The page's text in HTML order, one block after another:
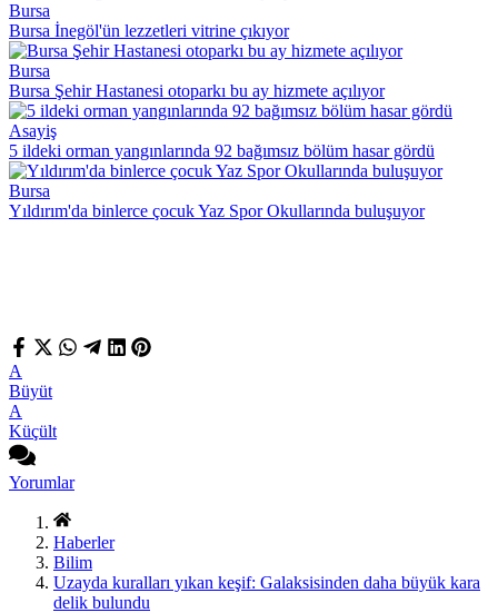
Bursa
Bursa İnegöl'ün lezzetleri vitrine çıkıyor
Bursa
Bursa Şehir Hastanesi otoparkı bu ay hizmete açılıyor
Asayiş
5 ildeki orman yangınlarında 92 bağımsız bölüm hasar gördü
Bursa
Yıldırım'da binlerce çocuk Yaz Spor Okullarında buluşuyor
A
Büyüt
A
Küçült
Yorumlar
Haberler
Bilim
Uzayda kuralları yıkan keşif: Galaksisinden daha büyük kara
delik bulundu